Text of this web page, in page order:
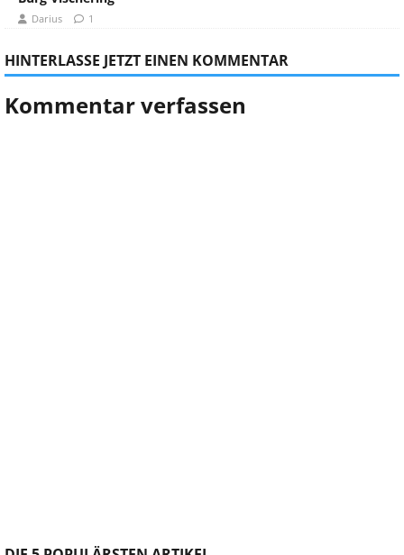
Darius 1
HINTERLASSE JETZT EINEN KOMMENTAR
Kommentar verfassen